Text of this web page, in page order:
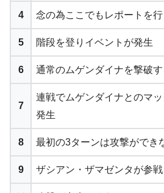
4 念の為ここでもレポートを行
5 階段を登りイベントが発生
6 通常のムゲンダイナを撃破す
7
連戦でムゲンダイナとのマ
発生
8 最初の3ターンは攻撃ができ
9 ザシアン・ザマゼンタが参戦